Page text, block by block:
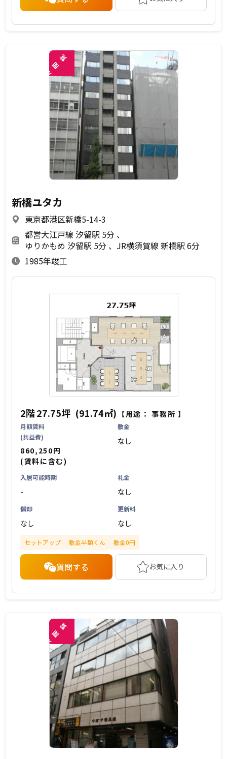
未
閲
覧
新橋ユタカ
東京都港区新橋5-14-3
都営大江戸線 汐留駅 5分
ゆりかもめ 汐留駅 5分
JR横須賀線 新橋駅 6分
1985年竣工
2階27.75坪 (91.74㎡) 【用途：事務所 】
月額賃料
(共益費)
860,250円
(賃料に含む)
敷金
なし
入居可能時期
-
礼金
なし
償却
なし
更新料
なし
セットアップ 敷金半額くん 敷金0円
質問する お気に入り
未
閲
覧